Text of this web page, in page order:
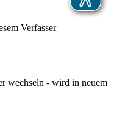
Verfasser
wechseln - wird in neuem